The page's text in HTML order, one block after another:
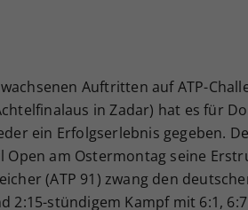
Auftritten auf ATP-
in Zadar) hat es für
ein Erfolgserlebnis gegeben.
Open am Ostermontag seine
(ATP 91) zwang den
2:15-stündigem Kampf mit 6:1,